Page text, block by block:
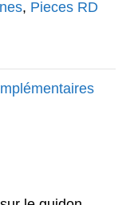
, Pieces RD